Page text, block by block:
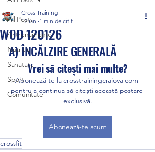
All Posts
Antrenamente
Nutritie
Sanatate
Sport
Comunitate
WOD 120126
Cross Training
12 ian. 1 min de citit
A) ÎNCĂLZIRE GENERALĂ
Vrei să citești mai multe?
Abonează-te la crosstrainingcraiova.com
pentru a continua să citești această postare
exclusivă.
Abonează-te acum
crossfit